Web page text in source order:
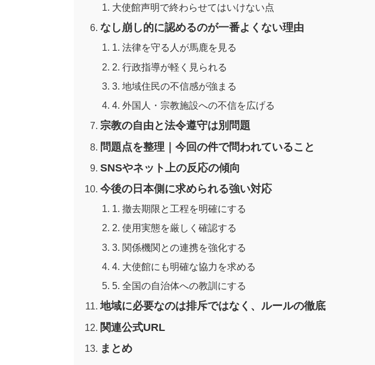
大使館声明で終わらせてはいけない点
なし崩し的に認めるのが一番よくない理由
1. 法律を守る人が馬鹿を見る
2. 行政指導が軽く見られる
3. 地域住民の不信感が強まる
4. 外国人・宗教施設への不信を広げる
宗教の自由と法令遵守は別問題
問題点を整理｜今回の件で問われていること
SNSやネット上の反応の傾向
今後の日本側に求められる強い対応
1. 撤去期限と工程を明確にする
2. 使用実態を厳しく確認する
3. 関係機関との連携を強化する
4. 大使館にも明確な協力を求める
5. 全国の自治体への教訓にする
地域に必要なのは排斥ではなく、ルールの徹底
関連公式URL
まとめ